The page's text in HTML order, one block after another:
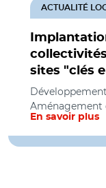
sites "clés
ACTUALITÉ
Aménagement
En savoir plus